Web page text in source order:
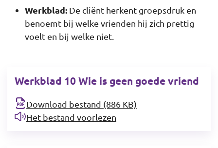
Werkblad: De cliënt herkent groepsdruk en
benoemt bij welke vrienden hij zich prettig
voelt en bij welke niet.
Werkblad 10 Wie is geen goede vriend
Download bestand (886 KB)
Het bestand voorlezen